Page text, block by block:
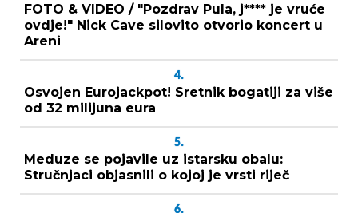
FOTO & VIDEO / "Pozdrav Pula, j**** je vruće
ovdje!" Nick Cave silovito otvorio koncert u
Areni
4.
Osvojen Eurojackpot! Sretnik bogatiji za više
od 32 milijuna eura
5.
Meduze se pojavile uz istarsku obalu:
Stručnjaci objasnili o kojoj je vrsti riječ
6.